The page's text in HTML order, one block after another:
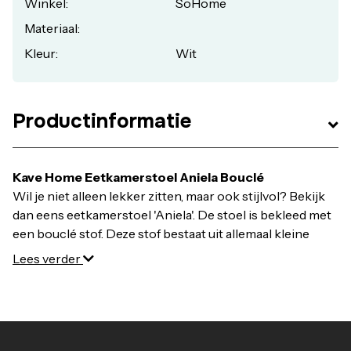
Zitdiepte: 45 cm
Diepte: 49 cm
Winkel:
SoHome
Materiaal:
Kleur:
Wit
Productinformatie
Kave Home Eetkamerstoel Aniela Bouclé
Wil je niet alleen lekker zitten, maar ook stijlvol? Bekijk
dan eens eetkamerstoel 'Aniela'. De stoel is bekleed met
een bouclé stof. Deze stof bestaat uit allemaal kleine
lusjes. Dit geeft de stoel een trendy look. De ronde
Lees verder